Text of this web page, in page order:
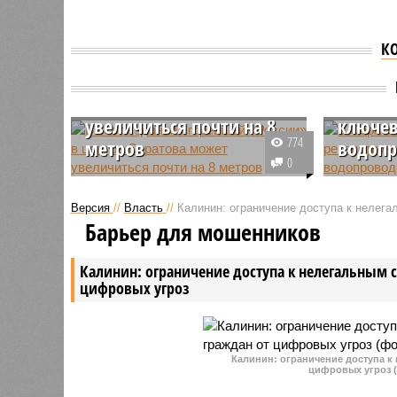
Высота здания
сгоревшей «России» в
увеличиться почти на 8
метров
В Саратове планируют
реконструкции гостиницы
«Россия». Общественное
обсуждение вопросов,
касающихся данного объекта,
инициировано региональным
774
0
В
В
важных
Версия // Власть // Калинин: ограничение доступа к
Калинин: ограничение доступа к
цифровых угроз
Барьер для мошенников
Калинин: ограничение доступа
цифровых угроз